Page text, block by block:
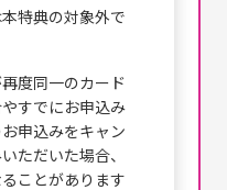
特典の対象外で
度同一のカード
すでにお申込み
申込みをキャン
ただいた場合、
ことがあります